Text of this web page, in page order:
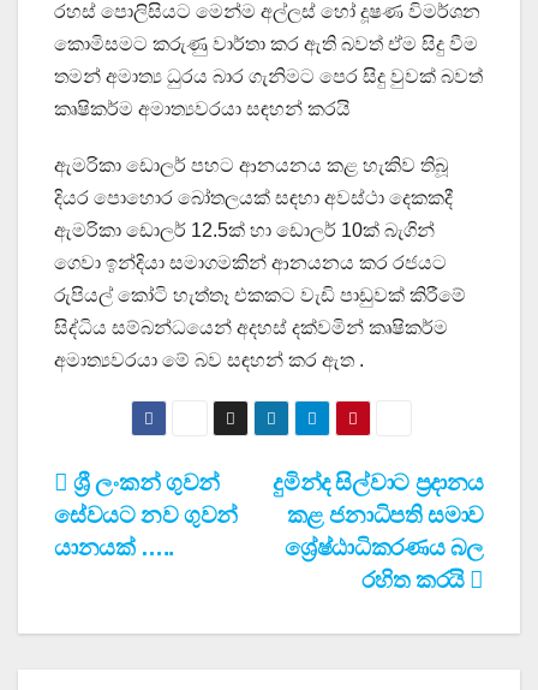
රහස් පොලිසියට මෙන්ම අල්ලස් හෝ දූෂණ විමර්ශන
කොමිසමට කරුණු වාර්තා කර ඇති බවත් ඒම සිදු වීම
තමන් අමාත්‍ය ධුරය බාර ගැනිමට පෙර සිදු වුවක් බවත්
කෘෂිකර්ම අමාත්‍යවරයා සඳහන් කරයි
ඇමරිකා ඩොලර් පහට ආනයනය කළ හැකිව තිබූ
දියර පොහොර බෝතලයක් සඳහා අවස්ථා දෙකකදී
ඇමරිකා ඩොලර් 12.5ක් හා ඩොලර් 10ක් බැගින්
ගෙවා ඉන්දියා සමාගමකින් ආනයනය කර රජයට
රුපියල් කෝටි හැත්තෑ එකකට වැඩි පාඩුවක් කිරීමේ
සිද්ධිය සම්බන්ධයෙන් අදහස් දක්වමින් කෘෂිකර්ම
අමාත්‍යවරයා මේ බව සඳහන් කර ඇත .
Post
navigation
දුමින්ද සිල්වාට ප්‍රදානය
කළ ජනාධිපති සමාව
ශ්‍රේෂ්ඨාධිකරණය බල
රහිත කරයි
ශ්‍රී ලංකන් ගුවන්
සේවයට නව ගුවන්
යානයක් …..